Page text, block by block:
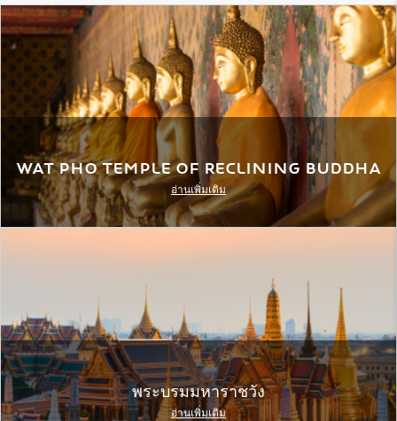
Wat Pho Temple of Reclining Buddha
อ่านเพิ่มเติม
พระบรมมหาราชวัง
อ่านเพิ่มเติม